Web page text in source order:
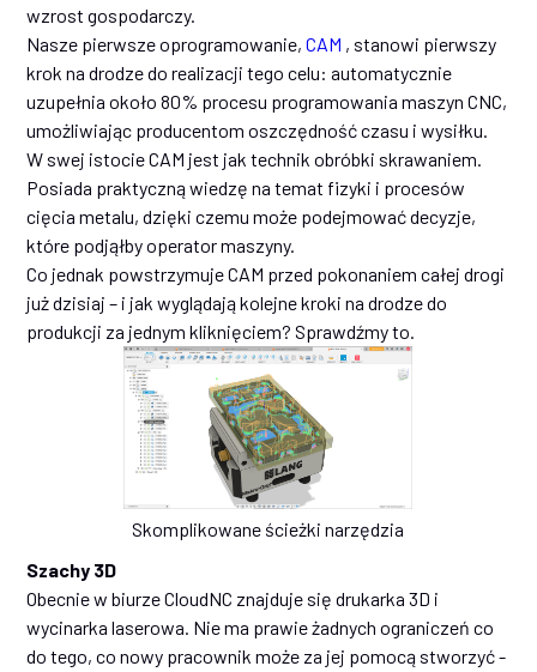
wzrost gospodarczy.
Nasze pierwsze oprogramowanie,CAM , stanowi pierwszy
krok na drodze do realizacji tego celu: automatycznie
uzupełnia około 80% procesu programowania maszyn CNC,
umożliwiając producentom oszczędność czasu i wysiłku.
W swej istocie CAM jest jak technik obróbki skrawaniem.
Posiada praktyczną wiedzę na temat fizyki i procesów
cięcia metalu, dzięki czemu może podejmować decyzje,
które podjąłby operator maszyny.
Co jednak powstrzymuje CAM przed pokonaniem całej drogi
już dzisiaj – i jak wyglądają kolejne kroki na drodze do
produkcji za jednym kliknięciem? Sprawdźmy to.
Skomplikowane ścieżki narzędzia
Szachy 3D
Obecnie w biurze CloudNC znajduje się drukarka 3D i
wycinarka laserowa. Nie ma prawie żadnych ograniczeń co
do tego, co nowy pracownik może za jej pomocą stworzyć -